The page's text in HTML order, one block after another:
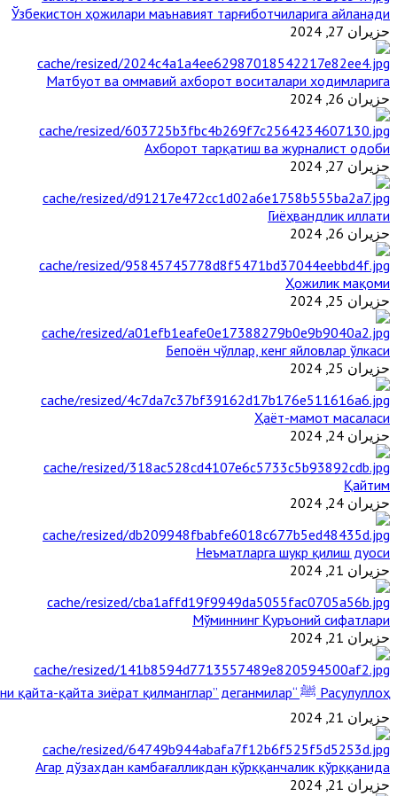
Ўзбекистон ҳожилари маънавият тарғиботчиларига айланади
حزيران 27, 2024
Матбуот ва оммавий ахборот воситалари ходимларига
حزيران 26, 2024
Ахборот тарқатиш ва журналист одоби
حزيران 27, 2024
Гиёҳвандлик иллати
حزيران 26, 2024
Ҳожилик мақоми
حزيران 25, 2024
Бепоён чўллар, кенг яйловлар ўлкаси
حزيران 25, 2024
Ҳаёт-мамот масаласи
حزيران 24, 2024
Қайтим
حزيران 24, 2024
Неъматларга шукр қилиш дуоси
حزيران 21, 2024
Мўминнинг Қуръоний сифатлари
حزيران 21, 2024
Расулуллоҳ ﷺ “Қабримни қайта-қайта зиёрат қилманглар” деганмилар?
حزيران 21, 2024
Агар дўзахдан камбағалликдан қўрққанчалик қўрққанида
حزيران 21, 2024